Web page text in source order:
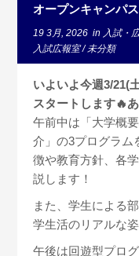
オープンキャンパ
19 3月, 2026 in 入試・
入試広報室/未分類
いよいよ今週3/21(
スタートします🔥
午前中は「大学概
介」の3プログラム
徴や教育方針、各
説します！
また、学生による
学生活のリアルな
午後は回遊型プロ